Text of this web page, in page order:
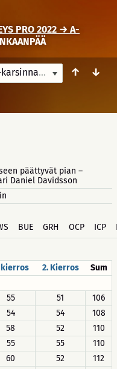
PRO 2022 → A-
9. Kankaanpää - Junioreiden SM-karsinnat 2025 7/6/25
↑ ↓
päättyvät pian –
Daniel Davidsson
BUE GRH OCP ICP
kierros 2. Kierros
Sum
55 51
106
54 54
108
58 52
110
55 55
110
60 52
112